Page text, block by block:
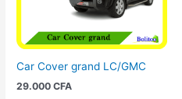
Car Cover grand LC/GMC
29.000CFA